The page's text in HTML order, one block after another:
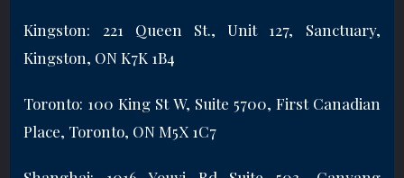
Kingston: 221 Queen St., Unit 127, Sanctuary,
Kingston, ON K7K 1B4
Toronto: 100 King St W, Suite 5700, First Canadian
Place, Toronto, ON M5X 1C7